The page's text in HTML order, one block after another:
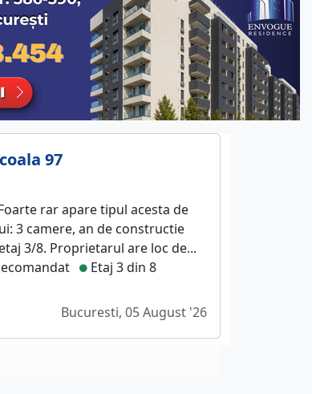
97
rar apare tipul acesta de
3 camere, an de constructie
3/8. Proprietarul are loc de...
Etaj 3 din 8
Bucuresti, 05 August '26